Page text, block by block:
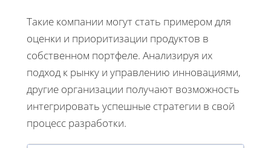
Такие компании могут стать примером для
оценки и приоритизации продуктов в
собственном портфеле. Анализируя их
подход к рынку и управлению инновациями,
другие организации получают возможность
интегрировать успешные стратегии в свой
процесс разработки.